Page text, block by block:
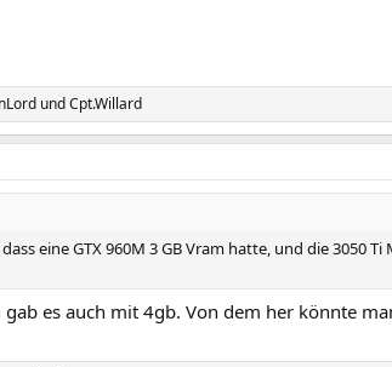
undCpt.Willard
eine GTX 960M 3 GB Vram hatte, und die 3050
es auch mit 4gb. Von dem her könnte